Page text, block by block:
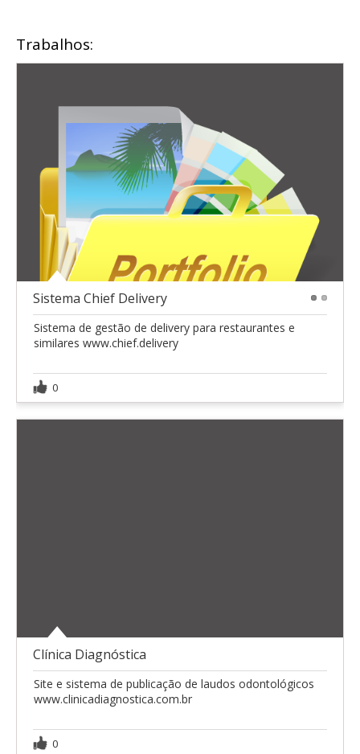
Trabalhos:
Sistema Chief Delivery
Sistema de gestão de delivery para restaurantes e
similares www.chief.delivery
0
Clínica Diagnóstica
Site e sistema de publicação de laudos odontológicos
www.clinicadiagnostica.com.br
0